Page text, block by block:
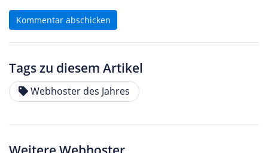
Kommentar abschicken
Tags zu diesem Artikel
Webhoster des Jahres